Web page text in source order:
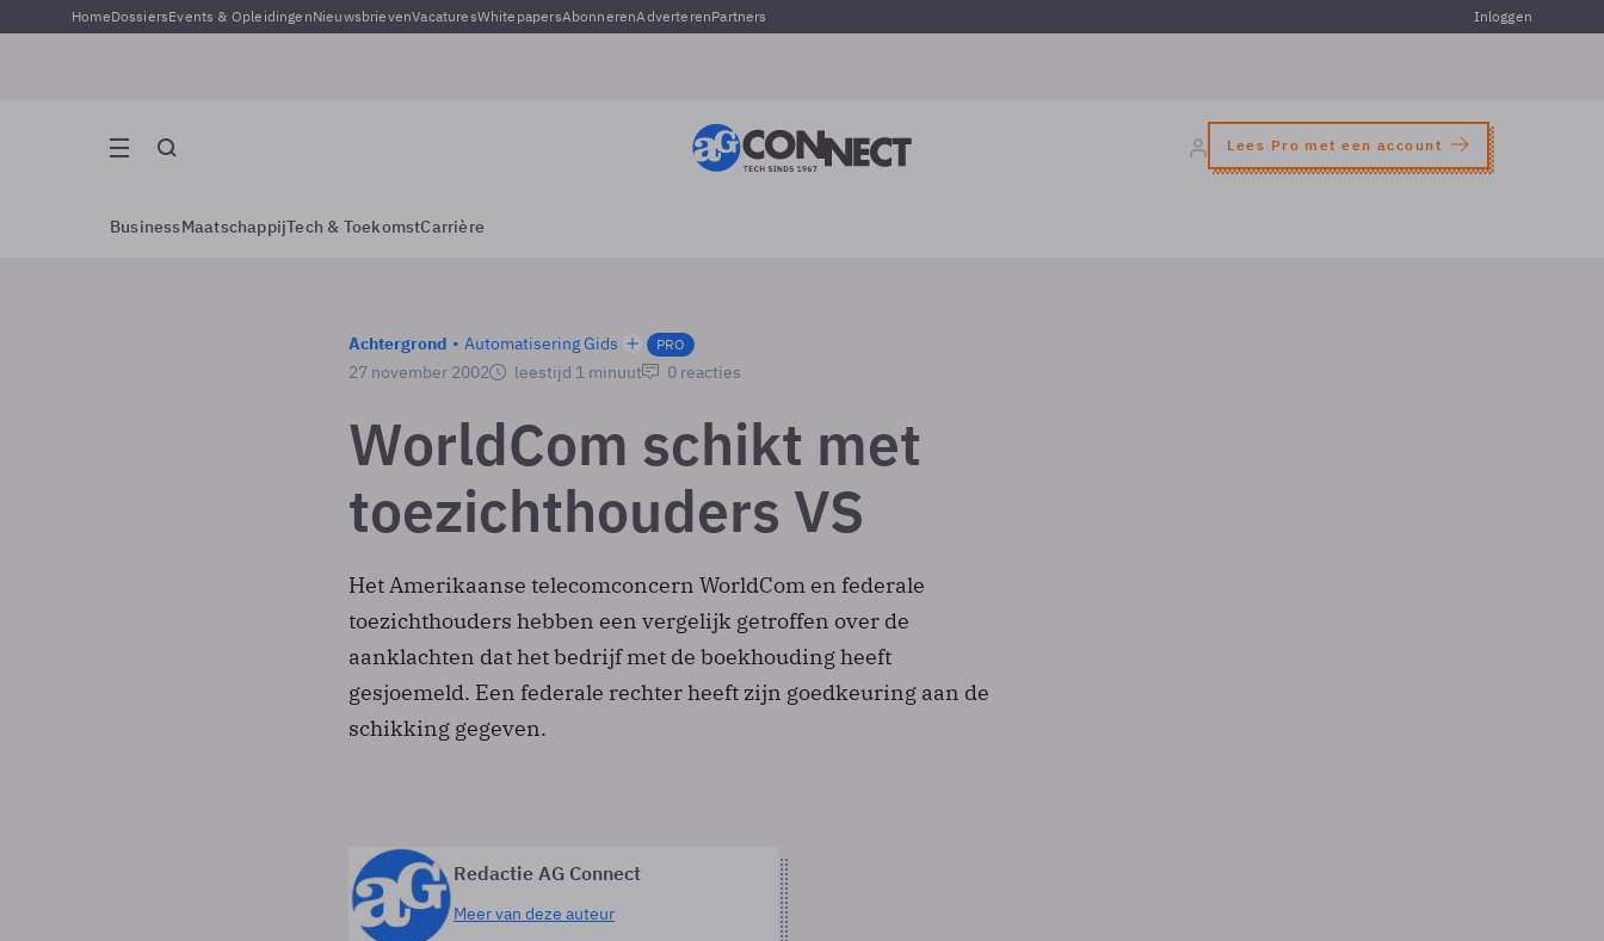
HomeDossiersEvents & OpleidingenNieuwsbrievenVacaturesWhitepapersAbonnerenAdverterenPartners Inloggen
Lees Pro met een account
BusinessMaatschappijTech & ToekomstCarrière
Achtergrond Automatisering Gids PRO
27 november 2002 leestijd 1 minuut 0 reacties
WorldCom schikt met
toezichthouders VS
Het Amerikaanse telecomconcern WorldCom en federale
toezichthouders hebben een vergelijk getroffen over de
aanklachten dat het bedrijf met de boekhouding heeft
gesjoemeld. Een federale rechter heeft zijn goedkeuring aan de
schikking gegeven.
Redactie AG Connect
Meer van deze auteur